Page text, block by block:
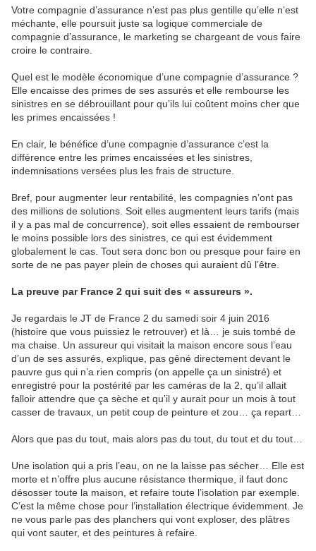
Votre compagnie d’assurance n’est pas plus gentille qu’elle n’est
méchante, elle poursuit juste sa logique commerciale de
compagnie d’assurance, le marketing se chargeant de vous faire
croire le contraire.
Quel est le modèle économique d’une compagnie d’assurance ?
Elle encaisse des primes de ses assurés et elle rembourse les
sinistres en se débrouillant pour qu’ils lui coûtent moins cher que
les primes encaissées !
En clair, le bénéfice d’une compagnie d’assurance c’est la
différence entre les primes encaissées et les sinistres,
indemnisations versées plus les frais de structure.
Bref, pour augmenter leur rentabilité, les compagnies n’ont pas
des millions de solutions. Soit elles augmentent leurs tarifs (mais
il y a pas mal de concurrence), soit elles essaient de rembourser
le moins possible lors des sinistres, ce qui est évidemment
globalement le cas. Tout sera donc bon ou presque pour faire en
sorte de ne pas payer plein de choses qui auraient dû l’être.
La preuve par France 2 qui suit des « assureurs ».
Je regardais le JT de France 2 du samedi soir 4 juin 2016
(histoire que vous puissiez le retrouver) et là… je suis tombé de
ma chaise. Un assureur qui visitait la maison encore sous l’eau
d’un de ses assurés, explique, pas gêné directement devant le
pauvre gus qui n’a rien compris (on appelle ça un sinistré) et
enregistré pour la postérité par les caméras de la 2, qu’il allait
falloir attendre que ça sèche et qu’il y aurait pour un mois à tout
casser de travaux, un petit coup de peinture et zou… ça repart…
Alors que pas du tout, mais alors pas du tout, du tout et du tout…
Une isolation qui a pris l’eau, on ne la laisse pas sécher… Elle est
morte et n’offre plus aucune résistance thermique, il faut donc
désosser toute la maison, et refaire toute l’isolation par exemple.
C’est la même chose pour l’installation électrique évidemment. Je
ne vous parle pas des planchers qui vont exploser, des plâtres
qui vont sauter, et des peintures à refaire.